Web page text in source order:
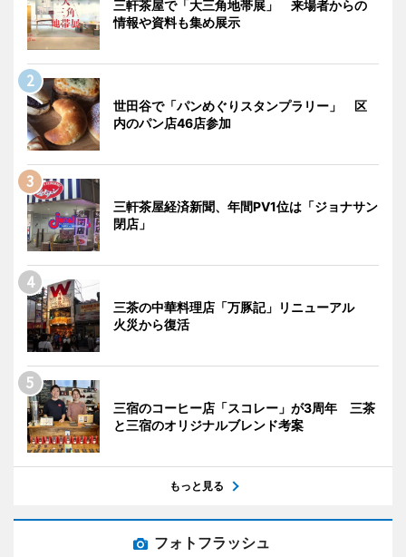
三軒茶屋で「大三角地帯展」 来場者からの
情報や資料も集め展示
世田谷で「パンめぐりスタンプラリー」 区
内のパン店46店参加
三軒茶屋経済新聞、年間PV1位は「ジョナサン
閉店」
三茶の中華料理店「万豚記」リニューアル
火災から復活
三宿のコーヒー店「スコレー」が3周年 三茶
と三宿のオリジナルブレンド考案
もっと見る
フォトフラッシュ